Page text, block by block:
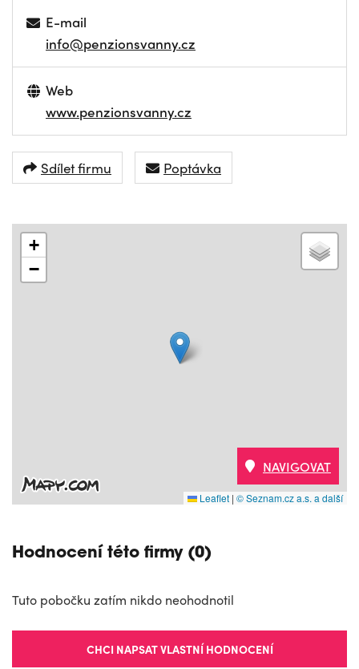
E-mail
info@penzionsvanny.cz
Web
www.penzionsvanny.cz
Sdílet firmu Poptávka
+
−
Leaflet | © Seznam.cz a.s. a další
NAVIGOVAT
Hodnocení této firmy (0)
Tuto pobočku zatím nikdo neohodnotil
CHCI NAPSAT VLASTNÍ HODNOCENÍ